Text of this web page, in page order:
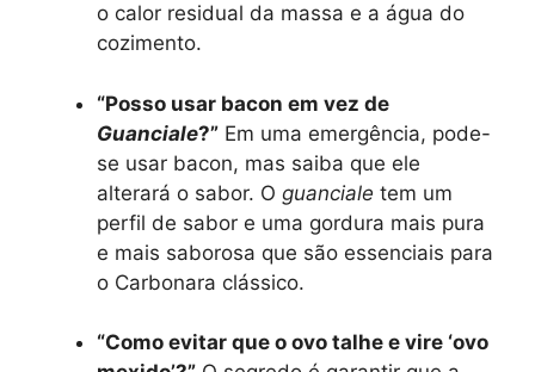
o calor residual da massa e a água do
cozimento.
“Posso usar bacon em vez de
Guanciale?” Em uma emergência, pode-
se usar bacon, mas saiba que ele
alterará o sabor. O guanciale tem um
perfil de sabor e uma gordura mais pura
e mais saborosa que são essenciais para
o Carbonara clássico.
“Como evitar que o ovo talhe e vire ‘ovo